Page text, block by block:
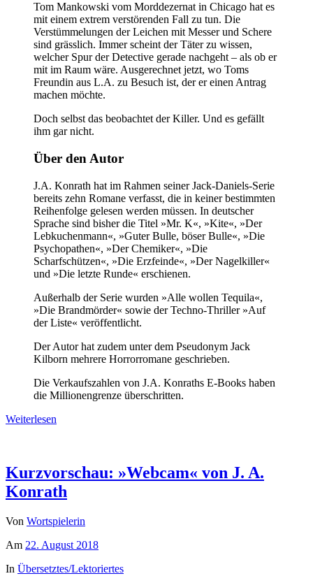
Tom Mankowski vom Morddezernat in Chicago hat es
mit einem extrem verstörenden Fall zu tun. Die
Verstümmelungen der Leichen mit Messer und Schere
sind grässlich. Immer scheint der Täter zu wissen,
welcher Spur der Detective gerade nachgeht – als ob er
mit im Raum wäre. Ausgerechnet jetzt, wo Toms
Freundin aus L.A. zu Besuch ist, der er einen Antrag
machen möchte.
Doch selbst das beobachtet der Killer. Und es gefällt
ihm gar nicht.
Über den Autor
J.A. Konrath hat im Rahmen seiner Jack-Daniels-Serie
bereits zehn Romane verfasst, die in keiner bestimmten
Reihenfolge gelesen werden müssen. In deutscher
Sprache sind bisher die Titel »Mr. K«, »Kite«, »Der
Lebkuchenmann«, »Guter Bulle, böser Bulle«, »Die
Psychopathen«, »Der Chemiker«, »Die
Scharfschützen«, »Die Erzfeinde«, »Der Nagelkiller«
und »Die letzte Runde« erschienen.
Außerhalb der Serie wurden »Alle wollen Tequila«,
»Die Brandmörder« sowie der Techno-Thriller »Auf
der Liste« veröffentlicht.
Der Autor hat zudem unter dem Pseudonym Jack
Kilborn mehrere Horrorromane geschrieben.
Die Verkaufszahlen von J.A. Konraths E-Books haben
die Millionengrenze überschritten.
Weiterlesen
Kurzvorschau: »Webcam« von J. A.
Konrath
Von Wortspielerin
Am 22. August 2018
In Übersetztes/Lektoriertes